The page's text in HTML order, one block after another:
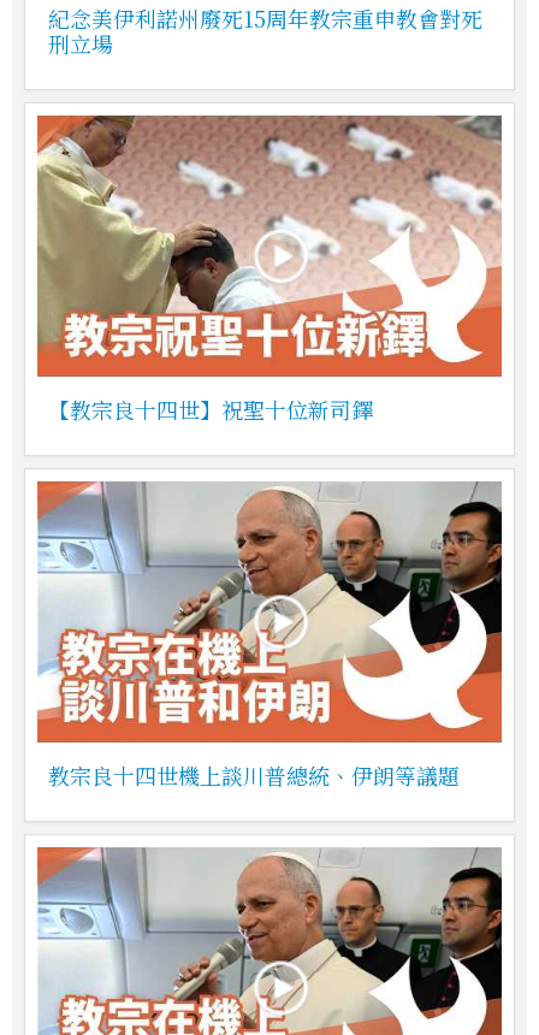
紀念美伊利諾州廢死15周年教宗重申教會對死
刑立場
【教宗良十四世】祝聖十位新司鐸
教宗良十四世機上談川普總統、伊朗等議題